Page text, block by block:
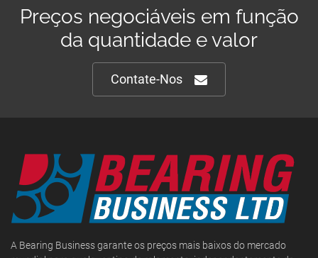
Preços negociáveis em função
da quantidade e valor
Contate-Nos
A Bearing Business garante os preços mais baixos do mercado